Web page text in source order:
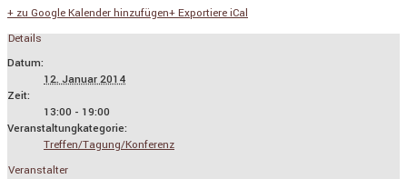
+ zu Google Kalender hinzufügen+ Exportiere iCal
Details
Datum:
12. Januar 2014
Zeit:
13:00 - 19:00
Veranstaltungkategorie:
Treffen/Tagung/Konferenz
Veranstalter